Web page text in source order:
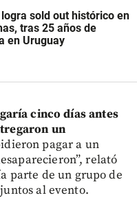
sold out histórico en
tras 25 años de
en Uruguay
cinco días antes
un
pagar a un
relató
parte de un grupo de
al evento.